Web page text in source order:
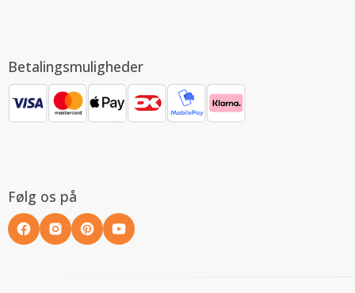
Betalingsmuligheder
Følg os på